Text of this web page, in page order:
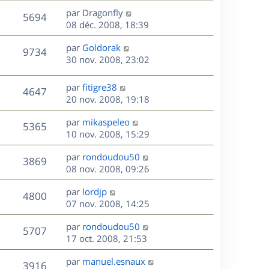
e
s
a
g
e
r
m
e
s
a
g
e
n
i
e
r
m
s
a
e
5694V
u
D
e
r
n
i
e
r
m
e
s
s
a
g
e
par Dragonfly
08 déc. 2008, 18:39
9734V
u
e
D
e
n
i
e
r
m
e
s
s
a
g
e
par Goldorak
30 nov. 2008, 23:02
4647V
u
s
D
e
r
n
i
e
r
m
e
s
s
a
g
e
par fitigre38
20 nov. 2008, 19:18
5365V
u
s
D
e
r
n
i
e
r
m
e
s
s
a
g
par mikaspeleo
10 nov. 2008, 15:29
3869V
u
s
D
e
r
n
i
e
r
m
e
s
par rondoudou50
08 nov. 2008, 09:26
4800V
u
D
e
r
n
i
e
r
par lordjp
07 nov. 2008, 14:25
5707V
u
D
e
r
n
par rondoudou50
17 oct. 2008, 21:53
3916V
D
par manuel.esnaux